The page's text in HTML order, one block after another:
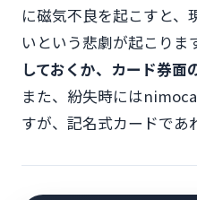
に磁気不良を起こすと、
いという悲劇が起こりま
しておくか、カード券面
また、紛失時には
すが、記名式カードであ